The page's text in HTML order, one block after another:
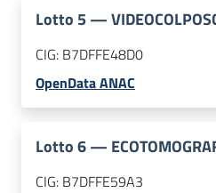
Lotto 5—
CIG: B7DFFE48D0
OpenData ANAC
Lotto6—
CIG: B7DFFE59A3